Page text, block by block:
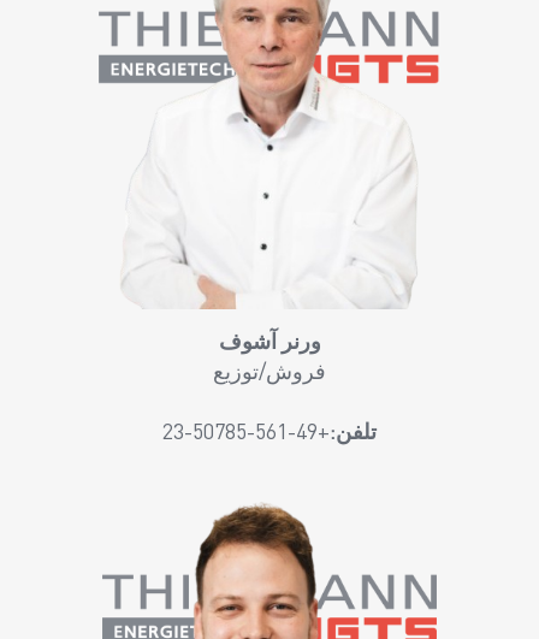
ورنر آشوف
فروش/توزیع
تلفن:+49-561-50785-23